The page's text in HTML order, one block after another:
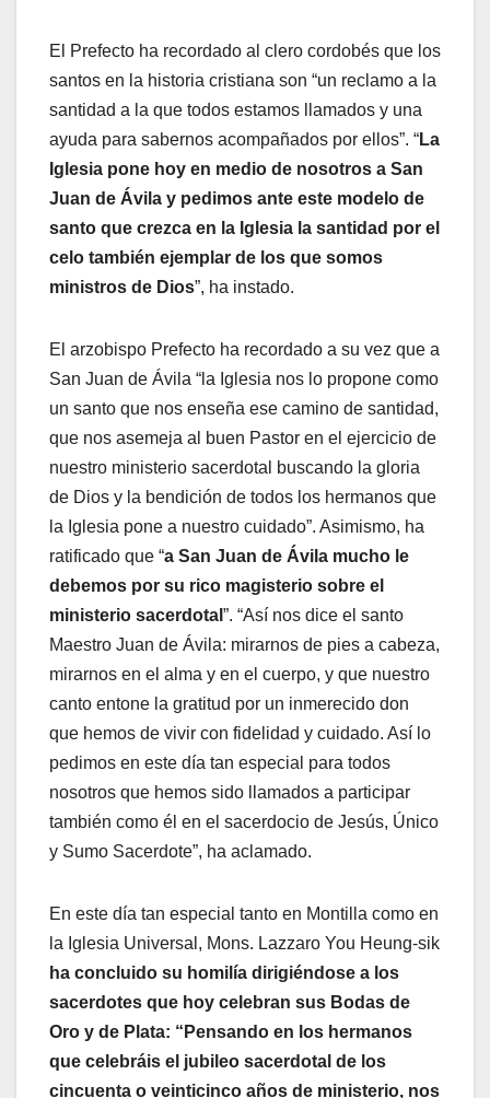
El Prefecto ha recordado al clero cordobés que los
santos en la historia cristiana son “un reclamo a la
santidad a la que todos estamos llamados y una
ayuda para sabernos acompañados por ellos”. “La
Iglesia pone hoy en medio de nosotros a San
Juan de Ávila y pedimos ante este modelo de
santo que crezca en la Iglesia la santidad por el
celo también ejemplar de los que somos
ministros de Dios”, ha instado.
El arzobispo Prefecto ha recordado a su vez que a
San Juan de Ávila “la Iglesia nos lo propone como
un santo que nos enseña ese camino de santidad,
que nos asemeja al buen Pastor en el ejercicio de
nuestro ministerio sacerdotal buscando la gloria
de Dios y la bendición de todos los hermanos que
la Iglesia pone a nuestro cuidado”. Asimismo, ha
ratificado que “a San Juan de Ávila mucho le
debemos por su rico magisterio sobre el
ministerio sacerdotal ”. “Así nos dice el santo
Maestro Juan de Ávila: mirarnos de pies a cabeza,
mirarnos en el alma y en el cuerpo, y que nuestro
canto entone la gratitud por un inmerecido don
que hemos de vivir con fidelidad y cuidado. Así lo
pedimos en este día tan especial para todos
nosotros que hemos sido llamados a participar
también como él en el sacerdocio de Jesús, Único
y Sumo Sacerdote”, ha aclamado.
En este día tan especial tanto en Montilla como en
la Iglesia Universal, Mons. Lazzaro You Heung-sik
ha concluido su homilía dirigiéndose a los
sacerdotes que hoy celebran sus Bodas de
Oro y de Plata: “Pensando en los hermanos
que celebráis el jubileo sacerdotal de los
cincuenta o veinticinco años de ministerio, nos